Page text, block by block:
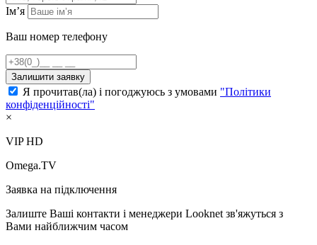
Ім’я
Ваш номер телефону
Залишити заявку
Я прочитав(ла) і погоджуюсь з умовами "Політики
конфіденційності"
×
VIP HD
Omega.TV
Заявка на підключення
Залиште Ваші контакти і менеджери Looknet зв'яжуться з
Вами найближчим часом